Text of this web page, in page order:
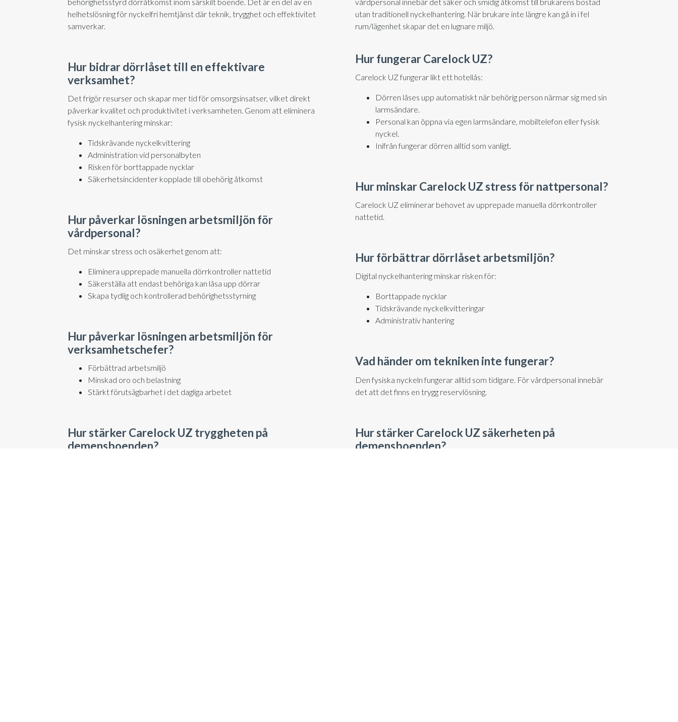
helhetslösning för nyckelfri hemtjänst där teknik, trygghet och effektivitet
samverkar.
Hur bidrar dörrlåset till en effektivare
verksamhet?
Det frigör resurser och skapar mer tid för omsorgsinsatser, vilket direkt
påverkar kvalitet och produktivitet i verksamheten. Genom att eliminera
fysisk nyckelhantering minskar:
Tidskrävande nyckelkvittering
Administration vid personalbyten
Risken för borttappade nycklar
Säkerhetsincidenter kopplade till obehörig åtkomst
Hur påverkar lösningen arbetsmiljön för
vårdpersonal?
Det minskar stress och osäkerhet genom att:
Eliminera upprepade manuella dörrkontroller nattetid
Säkerställa att endast behöriga kan låsa upp dörrar
Skapa tydlig och kontrollerad behörighetsstyrning
Hur påverkar lösningen arbetsmiljön för
verksamhetschefer?
Förbättrad arbetsmiljö
Minskad oro och belastning
Stärkt förutsägbarhet i det dagliga arbetet
Hur stärker Carelock UZ tryggheten på
demensboenden?
utan traditionell nyckelhantering. När brukare inte längre kan gå in i fel
rum/lägenhet skapar det en lugnare miljö.
Hur fungerar Carelock UZ?
Carelock UZ fungerar likt ett hotellås:
Dörren låses upp automatiskt när behörig person närmar sig med sin
larmsändare.
Personal kan öppna via egen larmsändare, mobiltelefon eller fysisk
nyckel.
Inifrån fungerar dörren alltid som vanligt.
Hur minskar Carelock UZ stress för nattpersonal?
Carelock UZ eliminerar behovet av upprepade manuella dörrkontroller
nattetid.
Hur förbättrar dörrlåset arbetsmiljön?
Digital nyckelhantering minskar risken för:
Borttappade nycklar
Tidskrävande nyckelkvitteringar
Administrativ hantering
Vad händer om tekniken inte fungerar?
Den fysiska nyckeln fungerar alltid som tidigare. För vårdpersonal innebär
det att det finns en trygg reservlösning.
Hur stärker Carelock UZ säkerheten på
demensboenden?